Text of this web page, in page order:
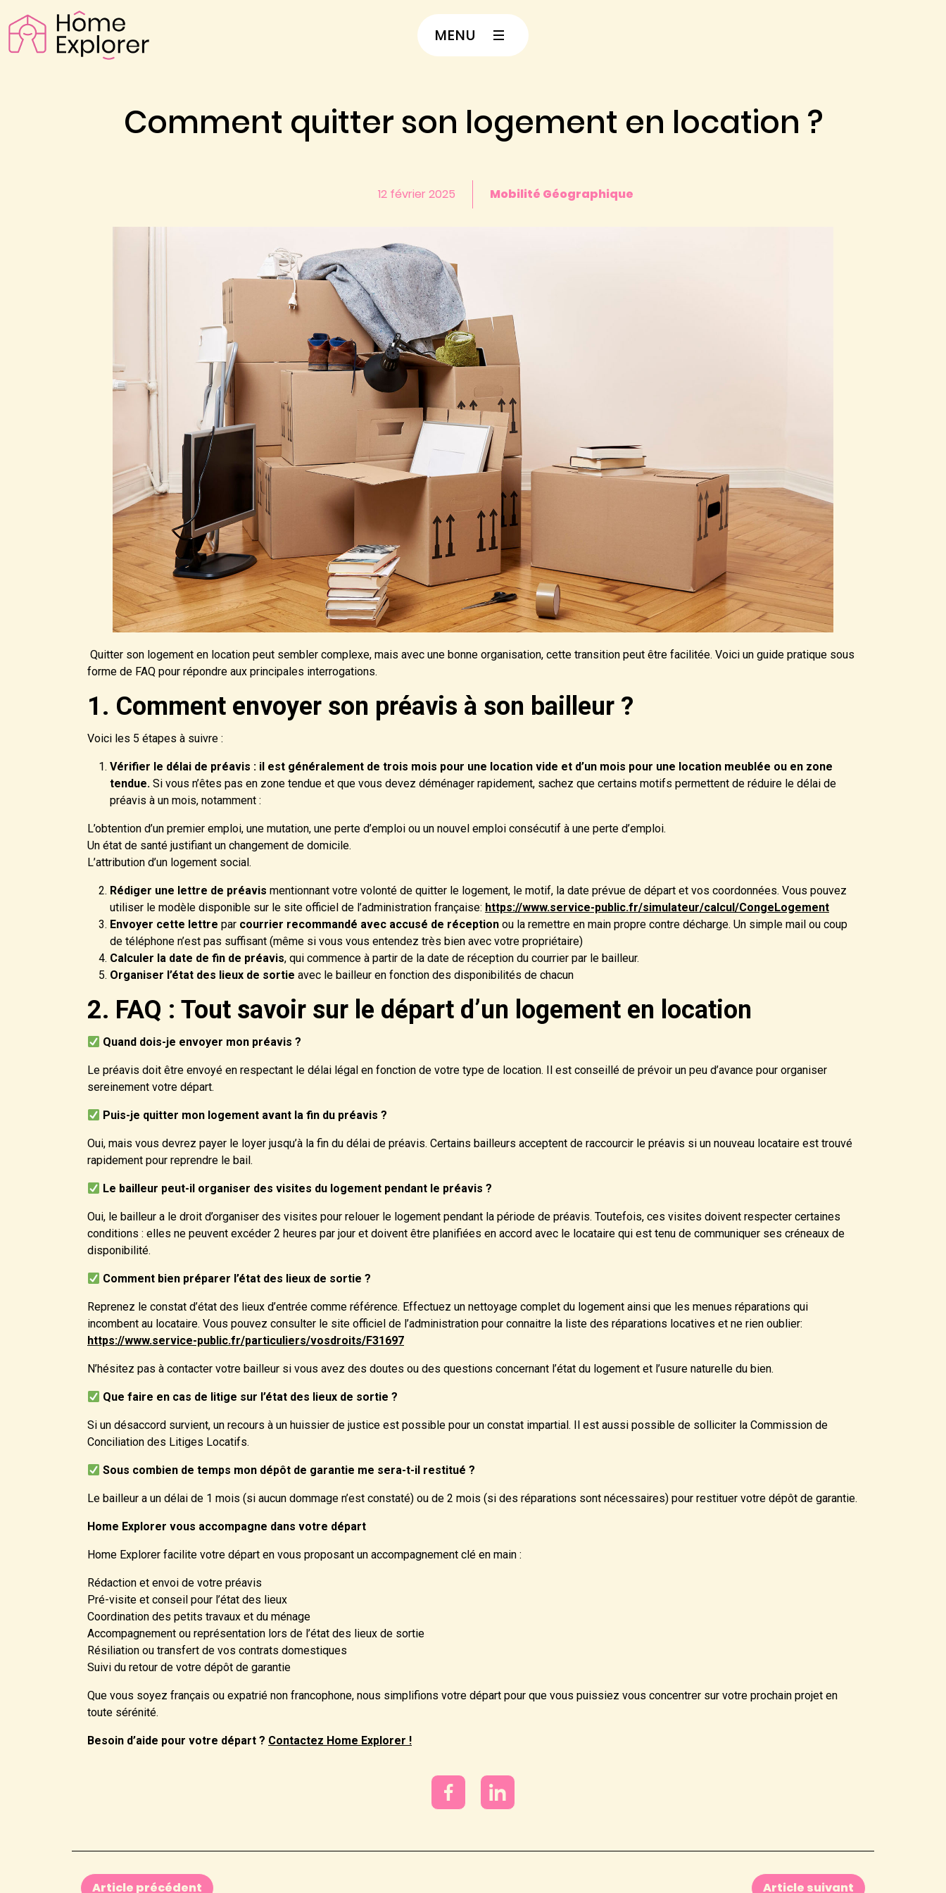
MENU
Comment quitter son logement en location ?
12 février 2025 Mobilité Géographique
Quitter son logement en location peut sembler complexe, mais avec une bonne organisation, cette transition peut être facilitée. Voici un guide pratique sous
forme de FAQ pour répondre aux principales interrogations.
1. Comment envoyer son préavis à son bailleur ?
Voici les 5 étapes à suivre :
Vérifier le délai de préavis : il est généralement de trois mois pour une location vide et d’un mois pour une location meublée ou en zone
tendue. Si vous n’êtes pas en zone tendue et que vous devez déménager rapidement, sachez que certains motifs permettent de réduire le délai de
préavis à un mois, notamment :
L’obtention d’un premier emploi, une mutation, une perte d’emploi ou un nouvel emploi consécutif à une perte d’emploi.
Un état de santé justifiant un changement de domicile.
L’attribution d’un logement social.
Rédiger une lettre de préavis mentionnant votre volonté de quitter le logement, le motif, la date prévue de départ et vos coordonnées. Vous pouvez
utiliser le modèle disponible sur le site officiel de l’administration française: https://www.service-public.fr/simulateur/calcul/CongeLogement
Envoyer cette lettre par courrier recommandé avec accusé de réception ou la remettre en main propre contre décharge. Un simple mail ou coup
de téléphone n’est pas suffisant (même si vous vous entendez très bien avec votre propriétaire)
Calculer la date de fin de préavis, qui commence à partir de la date de réception du courrier par le bailleur.
Organiser l’état des lieux de sortie avec le bailleur en fonction des disponibilités de chacun
2. FAQ : Tout savoir sur le départ d’un logement en location
Quand dois-je envoyer mon préavis ?
Le préavis doit être envoyé en respectant le délai légal en fonction de votre type de location. Il est conseillé de prévoir un peu d’avance pour organiser
sereinement votre départ.
Puis-je quitter mon logement avant la fin du préavis ?
Oui, mais vous devrez payer le loyer jusqu’à la fin du délai de préavis. Certains bailleurs acceptent de raccourcir le préavis si un nouveau locataire est trouvé
rapidement pour reprendre le bail.
Le bailleur peut-il organiser des visites du logement pendant le préavis ?
Oui, le bailleur a le droit d’organiser des visites pour relouer le logement pendant la période de préavis. Toutefois, ces visites doivent respecter certaines
conditions : elles ne peuvent excéder 2 heures par jour et doivent être planifiées en accord avec le locataire qui est tenu de communiquer ses créneaux de
disponibilité.
Comment bien préparer l’état des lieux de sortie ?
Reprenez le constat d’état des lieux d’entrée comme référence. Effectuez un nettoyage complet du logement ainsi que les menues réparations qui
incombent au locataire. Vous pouvez consulter le site officiel de l’administration pour connaitre la liste des réparations locatives et ne rien oublier:
https://www.service-public.fr/particuliers/vosdroits/F31697
N’hésitez pas à contacter votre bailleur si vous avez des doutes ou des questions concernant l’état du logement et l’usure naturelle du bien.
Que faire en cas de litige sur l’état des lieux de sortie ?
Si un désaccord survient, un recours à un huissier de justice est possible pour un constat impartial. Il est aussi possible de solliciter la Commission de
Conciliation des Litiges Locatifs.
Sous combien de temps mon dépôt de garantie me sera-t-il restitué ?
Le bailleur a un délai de 1 mois (si aucun dommage n’est constaté) ou de 2 mois (si des réparations sont nécessaires) pour restituer votre dépôt de garantie.
Home Explorer vous accompagne dans votre départ
Home Explorer facilite votre départ en vous proposant un accompagnement clé en main :
Rédaction et envoi de votre préavis
Pré-visite et conseil pour l’état des lieux
Coordination des petits travaux et du ménage
Accompagnement ou représentation lors de l’état des lieux de sortie
Résiliation ou transfert de vos contrats domestiques
Suivi du retour de votre dépôt de garantie
Que vous soyez français ou expatrié non francophone, nous simplifions votre départ pour que vous puissiez vous concentrer sur votre prochain projet en
toute sérénité.
Besoin d’aide pour votre départ ? Contactez Home Explorer !
Article précédent Article suivant